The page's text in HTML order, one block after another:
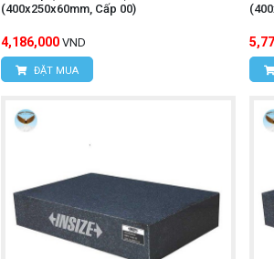
(400x250x60mm, Cấp 00)
4,186,000 VND
ĐẶT MUA